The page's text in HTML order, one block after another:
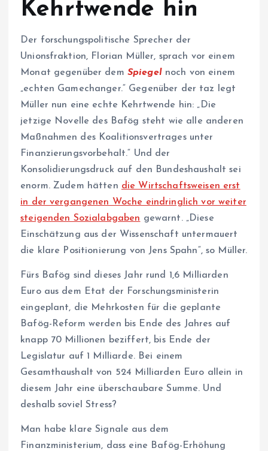
Kehrtwende hin
Der forschungspolitische Sprecher der
Unionsfraktion, Florian Müller, sprach vor einem
Monat gegenüber dem Spiegelnoch von einem
„echten Gamechanger.“ Gegenüber der taz legt
Müller nun eine echte Kehrtwende hin: „Die
jetzige Novelle des Bafög steht wie alle anderen
Maßnahmen des Koalitionsvertrages unter
Finanzierungsvorbehalt.“ Und der
Konsolidierungsdruck auf den Bundeshaushalt sei
enorm. Zudem hätten die Wirtschaftsweisen erst
in der vergangenen Woche eindringlich vor weiter
steigenden Sozialabgaben gewarnt. „Diese
Einschätzung aus der Wissenschaft untermauert
die klare Positionierung von Jens Spahn“, so Müller.
Fürs Bafög sind dieses Jahr rund 1,6 Milliarden
Euro aus dem Etat der Forschungsministerin
eingeplant, die Mehrkosten für die geplante
Bafög-Reform werden bis Ende des Jahres auf
knapp 70 Millionen beziffert, bis Ende der
Legislatur auf 1 Milliarde. Bei einem
Gesamthaushalt von 524 Milliarden Euro allein in
diesem Jahr eine überschaubare Summe. Und
deshalb soviel Stress?
Man habe klare Signale aus dem
Finanzministerium, dass eine Bafög-Erhöhung